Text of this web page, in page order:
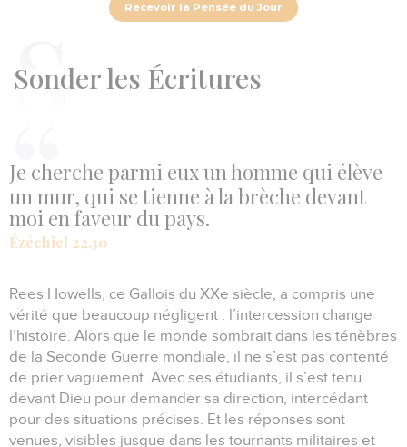
Recevoir la Pensée du Jour
Sonder les Écritures
Je cherche parmi eux un homme qui élève
un mur, qui se tienne à la brèche devant
moi en faveur du pays.
Ézéchiel 22.30
Rees Howells, ce Gallois du XXe siècle, a compris une
vérité que beaucoup négligent : l’intercession change
l’histoire. Alors que le monde sombrait dans les ténèbres
de la Seconde Guerre mondiale, il ne s’est pas contenté
de prier vaguement. Avec ses étudiants, il s’est tenu
devant Dieu pour demander sa direction, intercédant
pour des situations précises. Et les réponses sont
venues, visibles jusque dans les tournants militaires et